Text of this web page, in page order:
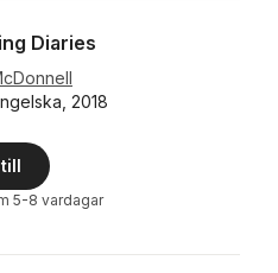
Diaries
2018
5-8 vardagar